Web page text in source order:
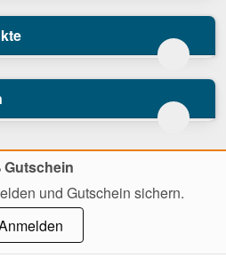
Gutschein
und Gutschein sichern.